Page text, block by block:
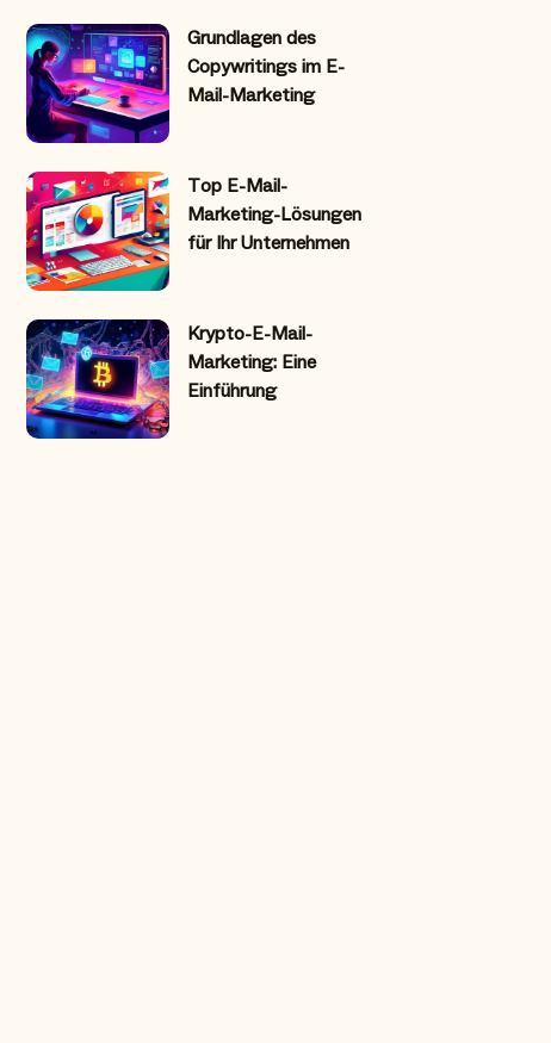
Grundlagen des
Copywritings im E-
Mail-Marketing
Top E-Mail-
Marketing-Lösungen
für Ihr Unternehmen
Krypto-E-Mail-
Marketing: Eine
Einführung